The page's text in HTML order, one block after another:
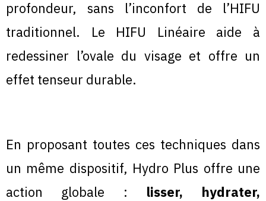
profondeur, sans l’inconfort de l’HIFU
traditionnel. Le HIFU Linéaire aide à
redessiner l’ovale du visage et offre un
effet tenseur durable.
En proposant toutes ces techniques dans
un même dispositif, Hydro Plus offre une
action globale : lisser, hydrater,